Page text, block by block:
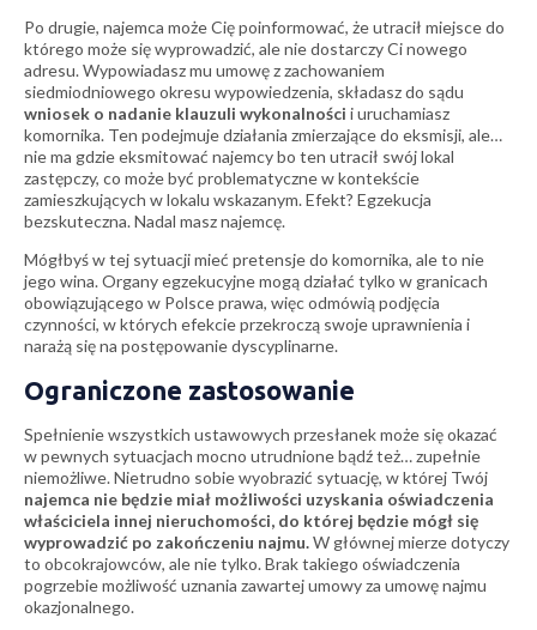
Po drugie, najemca może Cię poinformować, że utracił miejsce do
którego może się wyprowadzić, ale nie dostarczy Ci nowego
adresu. Wypowiadasz mu umowę z zachowaniem
siedmiodniowego okresu wypowiedzenia, składasz do sądu
wniosek o nadanie klauzuli wykonalności i uruchamiasz
komornika. Ten podejmuje działania zmierzające do eksmisji, ale…
nie ma gdzie eksmitować najemcy bo ten utracił swój lokal
zastępczy, co może być problematyczne w kontekście
zamieszkujących w lokalu wskazanym. Efekt? Egzekucja
bezskuteczna. Nadal masz najemcę.
Mógłbyś w tej sytuacji mieć pretensje do komornika, ale to nie
jego wina. Organy egzekucyjne mogą działać tylko w granicach
obowiązującego w Polsce prawa, więc odmówią podjęcia
czynności, w których efekcie przekroczą swoje uprawnienia i
narażą się na postępowanie dyscyplinarne.
Ograniczone zastosowanie
Spełnienie wszystkich ustawowych przesłanek może się okazać
w pewnych sytuacjach mocno utrudnione bądź też… zupełnie
niemożliwe. Nietrudno sobie wyobrazić sytuację, w której Twój
najemca nie będzie miał możliwości uzyskania oświadczenia
właściciela innej nieruchomości, do której będzie mógł się
wyprowadzić po zakończeniu najmu.W głównej mierze dotyczy
to obcokrajowców, ale nie tylko. Brak takiego oświadczenia
pogrzebie możliwość uznania zawartej umowy za umowę najmu
okazjonalnego.